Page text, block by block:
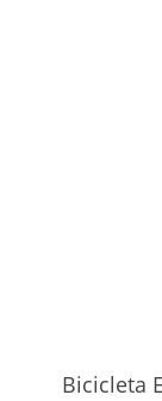
Bicicleta